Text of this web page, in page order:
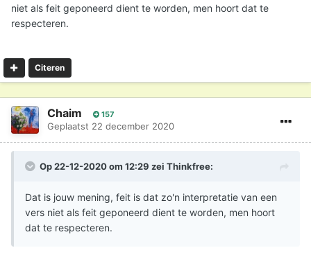
niet als feit geponeerd dient te worden, men hoort dat te
respecteren.
Citeren
Chaim 157
Geplaatst 22 december 2020
Op 22-12-2020 om 12:29 zei Thinkfree:
Dat is jouw mening, feit is dat zo'n interpretatie van een
vers niet als feit geponeerd dient te worden, men hoort
dat te respecteren.